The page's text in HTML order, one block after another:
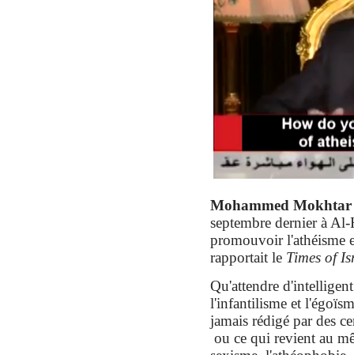
Mohammed
septembre dernier à Al-
promouvoir l'athéisme
rapportait le Times of
Qu'attendre d'intelligent
l'infantilisme et
jamais rédigé par des
ou ce qui revient au